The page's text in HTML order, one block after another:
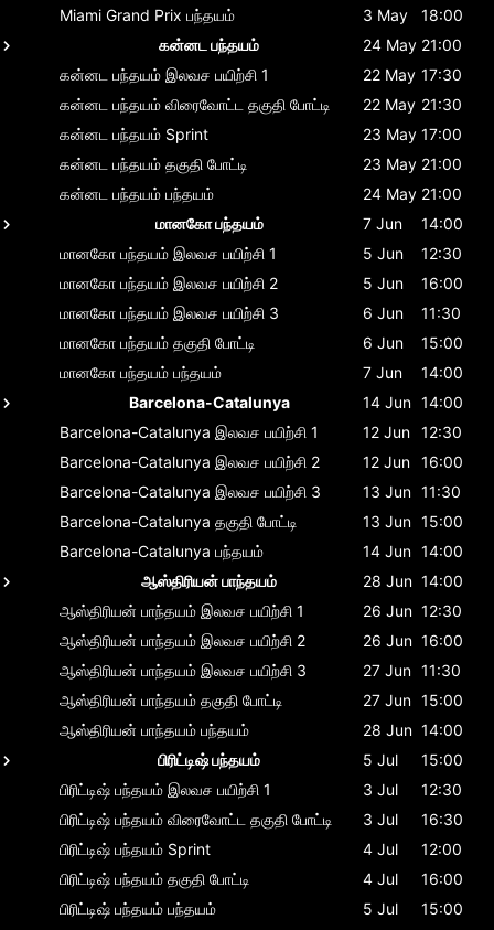
Miami Grand Prix பந்தயம் 3 May
18:00
கன்னட பந்தயம்
24 May 21:00
கன்னட பந்தயம் இலவச பயிற்சி 1 22 May 17:30
கன்னட பந்தயம் விரைவோட்ட தகுதி போட்டி 22 May 21:30
கன்னட பந்தயம் Sprint 23 May 17:00
கன்னட பந்தயம் தகுதி போட்டி 23 May 21:00
கன்னட பந்தயம் பந்தயம் 24 May 21:00
மானகோ பந்தயம்
7 Jun
14:00
மானகோ பந்தயம் இலவச பயிற்சி 1 5 Jun
12:30
மானகோ பந்தயம் இலவச பயிற்சி 2 5 Jun
16:00
மானகோ பந்தயம் இலவச பயிற்சி 3 6 Jun
11:30
மானகோ பந்தயம் தகுதி போட்டி 6 Jun
15:00
மானகோ பந்தயம் பந்தயம் 7 Jun
14:00
Barcelona-Catalunya
14 Jun 14:00
Barcelona-Catalunya இலவச பயிற்சி 1 12 Jun 12:30
Barcelona-Catalunya இலவச பயிற்சி 2 12 Jun 16:00
Barcelona-Catalunya இலவச பயிற்சி 3 13 Jun 11:30
Barcelona-Catalunya தகுதி போட்டி 13 Jun 15:00
Barcelona-Catalunya பந்தயம் 14 Jun 14:00
ஆஸ்திரியன் பாந்தயம்
28 Jun 14:00
ஆஸ்திரியன் பாந்தயம் இலவச பயிற்சி 1 26 Jun 12:30
ஆஸ்திரியன் பாந்தயம் இலவச பயிற்சி 2 26 Jun 16:00
ஆஸ்திரியன் பாந்தயம் இலவச பயிற்சி 3 27 Jun 11:30
ஆஸ்திரியன் பாந்தயம் தகுதி போட்டி 27 Jun 15:00
ஆஸ்திரியன் பாந்தயம் பந்தயம் 28 Jun 14:00
பிரிட்டிஷ் பந்தயம்
5 Jul
15:00
பிரிட்டிஷ் பந்தயம் இலவச பயிற்சி 1 3 Jul
12:30
பிரிட்டிஷ் பந்தயம் விரைவோட்ட தகுதி போட்டி 3 Jul
16:30
பிரிட்டிஷ் பந்தயம் Sprint 4 Jul
12:00
பிரிட்டிஷ் பந்தயம் தகுதி போட்டி 4 Jul
16:00
பிரிட்டிஷ் பந்தயம் பந்தயம் 5 Jul
15:00